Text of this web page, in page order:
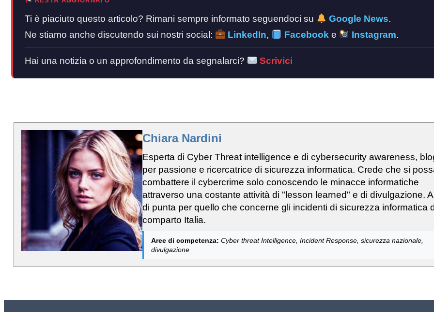
Ti è piaciuto questo articolo? Rimani sempre informato seguendoci su Google News.
Ne stiamo anche discutendo sui nostri social:
LinkedIn, Facebooke Instagram.
Hai una notizia o un approfondimento da segnalarci? Scrivici
Chiara Nardini
Esperta di Cyber Threat intelligence e di cybersecurity awareness,
per passione e ricercatrice di sicurezza informatica. Crede che si
combattere il cybercrime solo conoscendo le minacce informatiche
attraverso una costante attività di "lesson learned" e di divulgazione.
di punta per quello che concerne gli incidenti di sicurezza informatica
comparto Italia.
Aree di competenza: Cyber threat Intelligence, Incident Response, sicurezza nazionale,
divulgazione